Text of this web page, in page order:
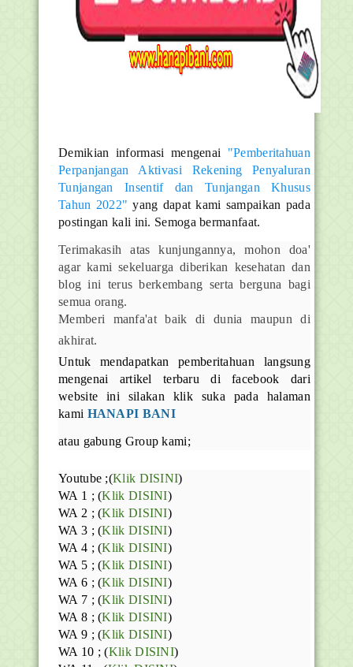
Demikian informasi mengenai "Pemberitahuan
Perpanjangan Aktivasi Rekening Penyaluran
Tunjangan Insentif dan Tunjangan Khusus
Tahun 2022" yang dapat kami sampaikan pada
postingan kali ini. Semoga bermanfaat.
Terimakasih atas kunjungannya, mohon doa'
agar kami sekeluarga diberikan kesehatan dan
blog ini terus berkembang serta berguna bagi
semua orang.
Memberi manfa'at baik di dunia maupun di
akhirat.
Untuk mendapatkan pemberitahuan langsung
mengenai artikel terbaru di facebook dari
website ini silakan klik suka pada halaman
kami HANAPI BANI
atau gabung Group kami;
Youtube ;(Klik DISINI)
WA 1 ; (Klik DISINI)
WA 2 ; (Klik DISINI)
WA 3 ; (Klik DISINI)
WA 4 ; (Klik DISINI)
WA 5 ; (Klik DISINI)
WA 6 ; (Klik DISINI)
WA 7 ; (Klik DISINI)
WA 8 ; (Klik DISINI)
WA 9 ; (Klik DISINI)
WA 10 ; (Klik DISINI)